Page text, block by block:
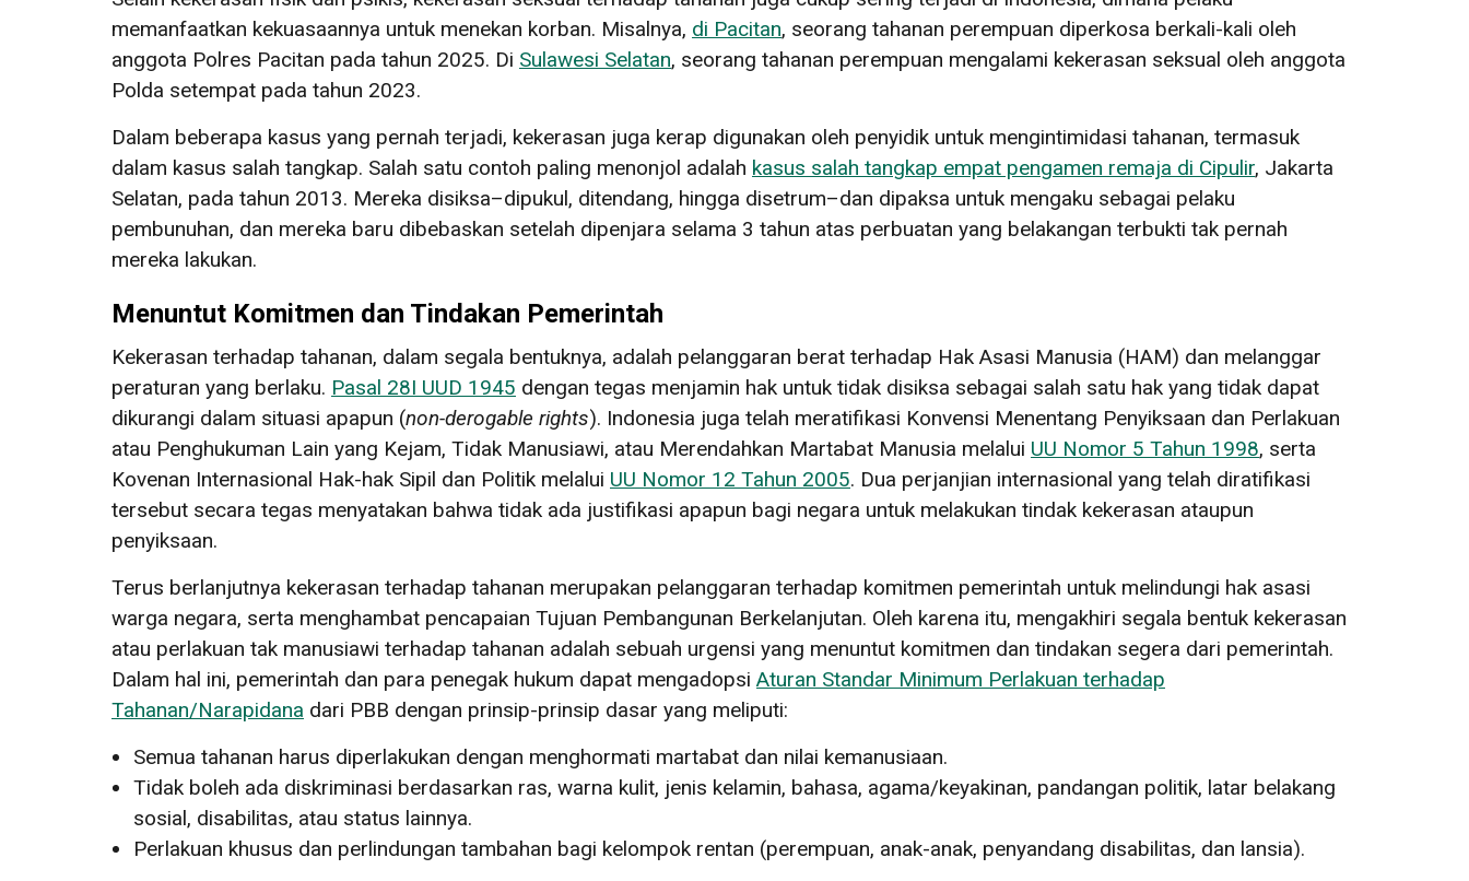
memanfaatkan kekuasaannya untuk menekan korban. Misalnya, di Pacitan, seorang tahanan perempuan diperkosa berkali-kali oleh
anggota Polres Pacitan pada tahun 2025. Di Sulawesi Selatan, seorang tahanan perempuan mengalami kekerasan seksual oleh anggota
Polda setempat pada tahun 2023.
Dalam beberapa kasus yang pernah terjadi, kekerasan juga kerap digunakan oleh penyidik untuk mengintimidasi tahanan, termasuk
dalam kasus salah tangkap. Salah satu contoh paling menonjol adalah kasus salah tangkap empat pengamen remaja di Cipulir, Jakarta
Selatan, pada tahun 2013. Mereka disiksa–dipukul, ditendang, hingga disetrum–dan dipaksa untuk mengaku sebagai pelaku
pembunuhan, dan mereka baru dibebaskan setelah dipenjara selama 3 tahun atas perbuatan yang belakangan terbukti tak pernah
mereka lakukan.
Menuntut Komitmen dan Tindakan Pemerintah
Kekerasan terhadap tahanan, dalam segala bentuknya, adalah pelanggaran berat terhadap Hak Asasi Manusia (HAM) dan melanggar
peraturan yang berlaku. Pasal 28I UUD 1945 dengan tegas menjamin hak untuk tidak disiksa sebagai salah satu hak yang tidak dapat
dikurangi dalam situasi apapun (non-derogable rights). Indonesia juga telah meratifikasi Konvensi Menentang Penyiksaan dan Perlakuan
atau Penghukuman Lain yang Kejam, Tidak Manusiawi, atau Merendahkan Martabat Manusia melalui UU Nomor 5 Tahun 1998, serta
Kovenan Internasional Hak-hak Sipil dan Politik melalui UU Nomor 12 Tahun 2005. Dua perjanjian internasional yang telah diratifikasi
tersebut secara tegas menyatakan bahwa tidak ada justifikasi apapun bagi negara untuk melakukan tindak kekerasan ataupun
penyiksaan.
Terus berlanjutnya kekerasan terhadap tahanan merupakan pelanggaran terhadap komitmen pemerintah untuk melindungi hak asasi
warga negara, serta menghambat pencapaian Tujuan Pembangunan Berkelanjutan. Oleh karena itu, mengakhiri segala bentuk kekerasan
atau perlakuan tak manusiawi terhadap tahanan adalah sebuah urgensi yang menuntut komitmen dan tindakan segera dari pemerintah.
Dalam hal ini, pemerintah dan para penegak hukum dapat mengadopsi Aturan Standar Minimum Perlakuan terhadap
Tahanan/Narapidana dari PBB dengan prinsip-prinsip dasar yang meliputi:
Semua tahanan harus diperlakukan dengan menghormati martabat dan nilai kemanusiaan.
Tidak boleh ada diskriminasi berdasarkan ras, warna kulit, jenis kelamin, bahasa, agama/keyakinan, pandangan politik, latar belakang
sosial, disabilitas, atau status lainnya.
Perlakuan khusus dan perlindungan tambahan bagi kelompok rentan (perempuan, anak-anak, penyandang disabilitas, dan lansia).